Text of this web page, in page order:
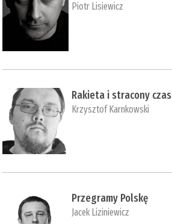
Piotr Lisiewicz
Rakieta i stracony czas
Krzysztof Karnkowski
Przegramy Polskę
Jacek Liziniewicz